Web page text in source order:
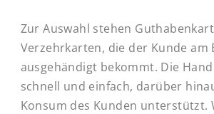
Zur Auswahl stehen
Verzehrkarten, die der Kunde am
ausgehändigt bekommt. Die
schnell und einfach, darüber
Konsum des Kunden unterstützt.